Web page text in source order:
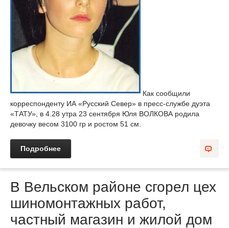
Как сообщили
корреспонденту ИА «Русский Север» в пресс-службе дуэта
«ТАТУ», в 4.28 утра 23 сентября Юля ВОЛКОВА родила
девочку весом 3100 гр и ростом 51 см.
Подробнее
В Вельском районе сгорел цех
шиномонтажных работ,
частный магазин и жилой дом